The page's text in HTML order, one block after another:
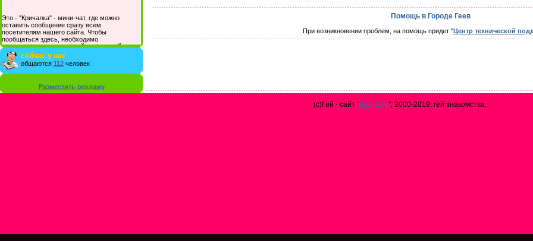
Это - "Кричалка" - мини-чат, где можно
оставить сообщение сразу всем
посетителям нашего сайта. Чтобы
пообщаться здесь, необходимо
зарегистрироваться на сайте и/или войти со
своими логином и паролем.
сейчас у нас
общаются 112 человек
Разместить рекламу
Помощь в Городе Геев
При возникновении проблем, на помощь придет "Центр технической
(с)Гей - сайт "Gay City", 2000-2019: гей знакомства.